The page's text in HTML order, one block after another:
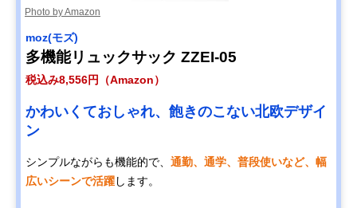
Photo by Amazon
moz(モズ)
多機能リュックサック ZZEI-05
税込み8,556円（Amazon）
かわいくておしゃれ、飽きのこない北欧デザイ
ン
シンプルながらも機能的で、 通勤、通学、普段使いなど、幅
広いシーンで活躍します。